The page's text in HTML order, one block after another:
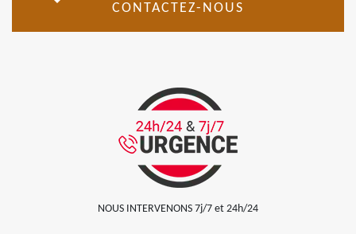
CONTACTEZ-NOUS
NOUS INTERVENONS 7j/7 et 24h/24